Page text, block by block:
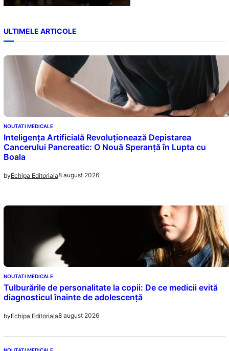
ULTIMELE ARTICOLE
NOUTATI MEDICALE
Inteligența Artificială Revoluționează Depistarea
Cancerului Pancreatic: O Nouă Speranță în Lupta cu
Boala
byEchipa Editoriala8 august 2026
NOUTATI MEDICALE
Tulburările de personalitate la copii: De ce medicii evită
diagnosticul înainte de adolescență
byEchipa Editoriala8 august 2026